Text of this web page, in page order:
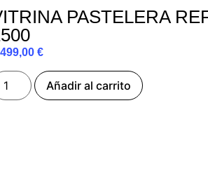
PASTELERA
€
Añadir al carrito